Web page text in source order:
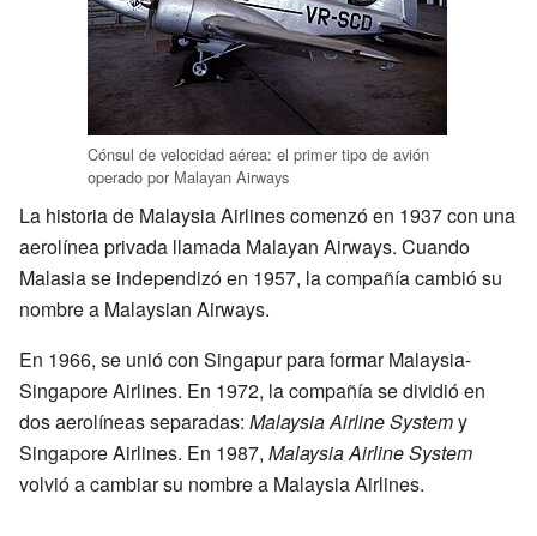
Cónsul de velocidad aérea: el primer tipo de avión
operado por Malayan Airways
La historia de Malaysia Airlines comenzó en 1937 con una
aerolínea privada llamada Malayan Airways. Cuando
Malasia se independizó en 1957, la compañía cambió su
nombre a Malaysian Airways.
En 1966, se unió con Singapur para formar Malaysia-
Singapore Airlines. En 1972, la compañía se dividió en
dos aerolíneas separadas: Malaysia Airline Systemy
Singapore Airlines. En 1987, Malaysia Airline System
volvió a cambiar su nombre a Malaysia Airlines.